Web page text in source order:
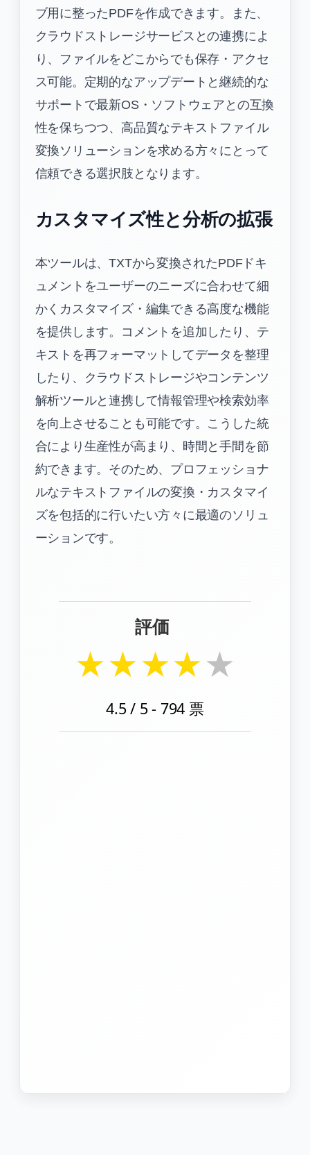
ブ用に整ったPDFを作成できます。また、
クラウドストレージサービスとの連携によ
り、ファイルをどこからでも保存・アクセ
ス可能。定期的なアップデートと継続的な
サポートで最新OS・ソフトウェアとの互換
性を保ちつつ、高品質なテキストファイル
変換ソリューションを求める方々にとって
信頼できる選択肢となります。
カスタマイズ性と分析の拡張
本ツールは、TXTから変換されたPDFドキ
ュメントをユーザーのニーズに合わせて細
かくカスタマイズ・編集できる高度な機能
を提供します。コメントを追加したり、テ
キストを再フォーマットしてデータを整理
したり、クラウドストレージやコンテンツ
解析ツールと連携して情報管理や検索効率
を向上させることも可能です。こうした統
合により生産性が高まり、時間と手間を節
約できます。そのため、プロフェッショナ
ルなテキストファイルの変換・カスタマイ
ズを包括的に行いたい方々に最適のソリュ
ーションです。
評価
★★★★★
4.5/ 5 - 794 票